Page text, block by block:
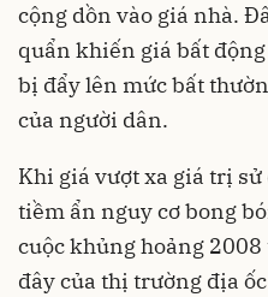
cộng dồn vào giá nhà.
quẩn khiến giá bất
bị đẩy lên mức bất
của người dân.
Khi giá vượt xa giá trị
tiềm ẩn nguy cơ bong
cuộc khủng hoảng
đây của thị trường địa